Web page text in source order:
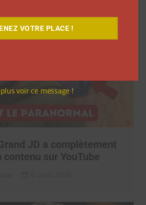
JD a complètement
contenu sur YouTube
VOTRE PLACE !
voir ce message !